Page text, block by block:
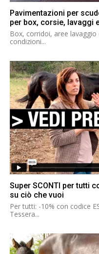
Pavimentazioni per
per box, corsie, lavaggi
Box, corridoi, aree
condizioni...
Super SCONTI per tutti
su ciò che vuoi
Per tutti: -10% con codice
Tessera...